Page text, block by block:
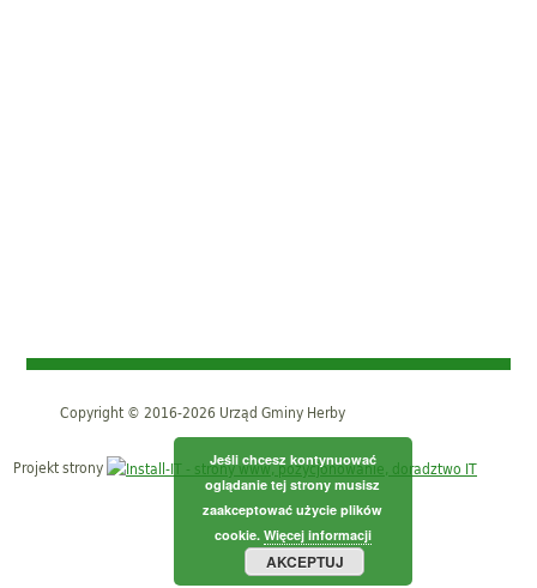
Copyright © 2016-2026 Urząd Gminy Herby
Projekt strony
Jeśli chcesz kontynuować
oglądanie tej strony musisz
zaakceptować użycie plików
cookie. Więcej informacji
AKCEPTUJ